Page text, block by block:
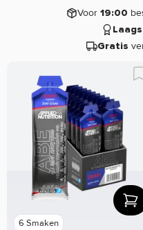
Voor 19:00
Gratis
6 Smaken